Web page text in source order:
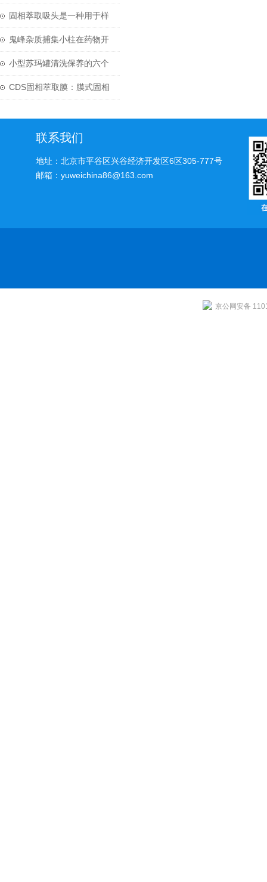
系统技术介绍
固相萃取吸头是一种用于样
品制备的实验室工具
鬼峰杂质捕集小柱在药物开
发和生产中具有重要作用
小型苏玛罐清洗保养的六个
步骤
CDS固相萃取膜：膜式固相
联系我们
地址：北京市平谷区兴谷经济开发区6区305-777号
邮箱：yuweichina86@163.com
京公网安备